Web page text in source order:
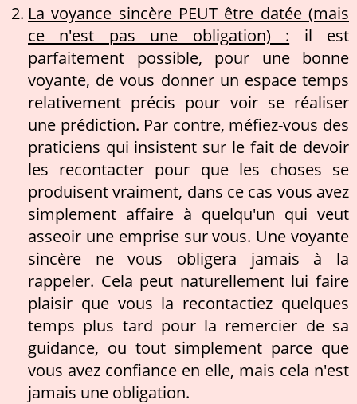
La voyance sincère PEUT être datée (mais
ce n'est pas une obligation) : il est
parfaitement possible, pour une bonne
voyante, de vous donner un espace temps
relativement précis pour voir se réaliser
une prédiction. Par contre, méfiez-vous des
praticiens qui insistent sur le fait de devoir
les recontacter pour que les choses se
produisent vraiment, dans ce cas vous avez
simplement affaire à quelqu'un qui veut
asseoir une emprise sur vous. Une voyante
sincère ne vous obligera jamais à la
rappeler. Cela peut naturellement lui faire
plaisir que vous la recontactiez quelques
temps plus tard pour la remercier de sa
guidance, ou tout simplement parce que
vous avez confiance en elle, mais cela n'est
jamais une obligation.